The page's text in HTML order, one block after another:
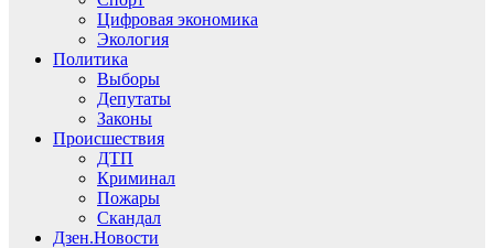
Цифровая экономика
Экология
Политика
Выборы
Депутаты
Законы
Происшествия
ДТП
Криминал
Пожары
Скандал
Дзен.Новости